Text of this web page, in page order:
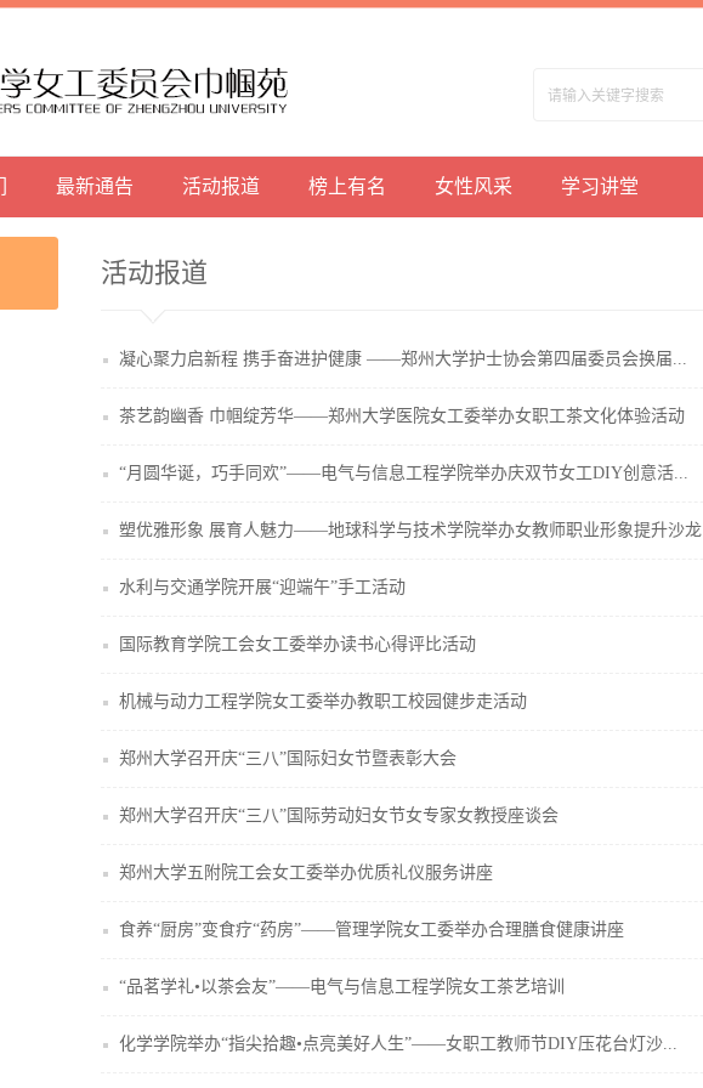
最新通告 活动报道 榜上有名 女性风采 学习讲堂
活动报道
凝心聚力启新程 携手奋进护健康 ——郑州大学护士协会第四届委员会换届...
茶艺韵幽香 巾帼绽芳华——郑州大学医院女工委举办女职工茶文化体验活动
“月圆华诞，巧手同欢”——电气与信息工程学院举办庆双节女工DIY创意活...
塑优雅形象 展育人魅力——地球科学与技术学院举办女教师职业形象提升沙龙
水利与交通学院开展“迎端午”手工活动
国际教育学院工会女工委举办读书心得评比活动
机械与动力工程学院女工委举办教职工校园健步走活动
郑州大学召开庆“三八”国际妇女节暨表彰大会
郑州大学召开庆“三八”国际劳动妇女节女专家女教授座谈会
郑州大学五附院工会女工委举办优质礼仪服务讲座
食养“厨房”变食疗“药房”——管理学院女工委举办合理膳食健康讲座
“品茗学礼•以茶会友”——电气与信息工程学院女工茶艺培训
化学学院举办“指尖拾趣•点亮美好人生”——女职工教师节DIY压花台灯沙...